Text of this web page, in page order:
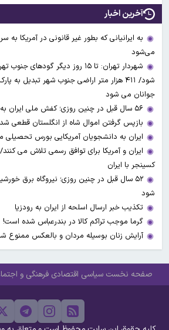
آخرین اخبار
به ایرانیانی که بطور غیر قانونی در آمریکا به
می‌شود
شهردار تهران: تا ۱۵ روز دیگر
شود/ ۴۱۱ هزار متر اراضی جنوب شهر تبدیل به
جوانان می شود
۵۶ سال قبل در چنین روزی؛ کفش ملی ایران به شوروی صادر شد
بازپس گرفتن اموال شاه از انگلستان قطعی شد
ایران به دانشجویان آمریکایی بورس
ایران و آمریکا برای توافق رسمی تلاش می
کسینجر با ایران
۵۲ سال قبل در چنین روزی؛ نیروگاه برق
شود
تکذیب خبر ارسال اسلحه از ایران به رودزیا
گرما موجب تراکم کالا در بندرعباس شده است!
آرایش زنان بوسیله مردان و بالعکس ممنوع
صفحه نخست سیاسی اقتصادی فرهنگی و